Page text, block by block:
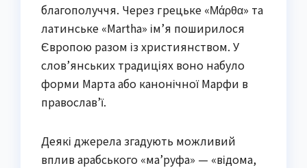
благополуччя. Через грецьке «Μάρθα» та
латинське «Martha» ім’я поширилося
Європою разом із християнством. У
слов’янських традиціях воно набуло
форми Марта або канонічної Марфи в
православ’ї.
Деякі джерела згадують можливий
вплив арабського «ма’руфа» — «відома,